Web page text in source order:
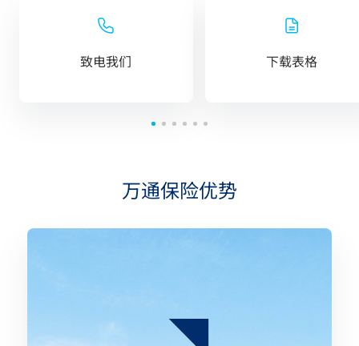
致电我们 下载表格
万通保险优势